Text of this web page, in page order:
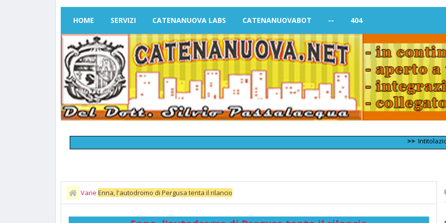
HOME SERVIZI CATENANUOVA LABS CATENANUOVABOT -- 404
Intitolazione di
Varie Enna, l'autodromo di Pergusa tenta il rilancio